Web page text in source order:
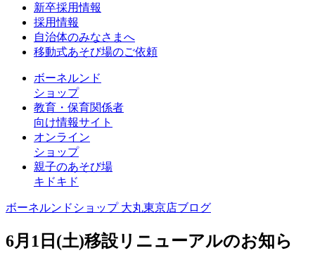
新卒採用情報
採用情報
自治体のみなさまへ
移動式あそび場のご依頼
ボーネルンド
ショップ
教育・保育関係者
向け情報サイト
オンライン
ショップ
親子のあそび場
キドキド
ボーネルンドショップ 大丸東京店ブログ
6月1日(土)移設リニューアルのお知ら